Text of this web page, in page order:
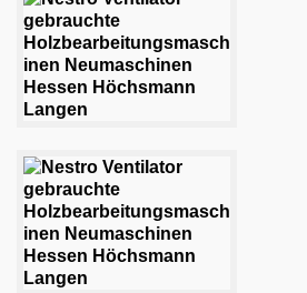
BELIMO LMC 230F 120mm
BELIMO LMC 230F 140
BELIMO LMC 230F 160mm
DEFLEKTORHAUBE
NESTRO 0275300 Ventilator
NESTRO 0275305 Ventilator